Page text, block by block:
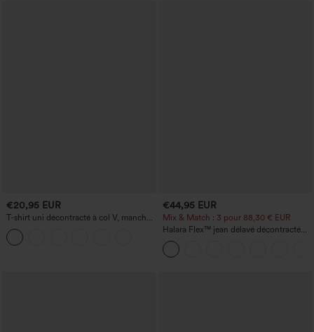
€20,95 EUR
T-shirt uni décontracté à col V, manches
courtes et fronces
€44,95 EUR
Mix & Match : 3 pour 88,30 € EUR
Halara Flex™ jean délavé décontracté
taille haute à poches, coupe baggy à
jambe large